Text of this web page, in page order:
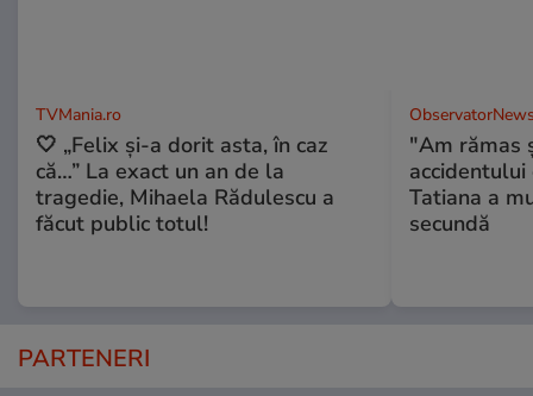
TVMania.ro
🤍 „Felix și-a dorit asta, în caz
că…” La exact un an de la
tragedie, Mihaela Rădulescu a
făcut public totul!
"Am rămas
accidentului
Tatiana a
secundă
PARTENERI